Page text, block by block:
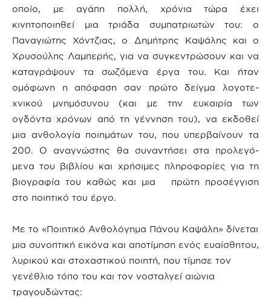
οποίο, με αγάπη πολλή, χρόνια τώρα έχει
κινητοποιηθεί μια τριάδα συμπατριωτών του: ο
Παναγιώτης Χόντζιας, ο Δημήτρης Καψάλης και ο
Χρυσούλης Λαμπερής, για να συγκεντρώσουν και να
καταγράψουν τα σωζόμενα έργα του. Και ήταν
ομόφωνη η απόφαση σαν πρώτο δείγμα λογοτε-
χνικού μνημόσυνου (και με την ευκαιρία των
ογδόντα χρόνων από τη γέννηση του), να εκδοθεί
μια ανθολογία ποιημάτων του, που υπερβαίνουν τα
200. Ο αναγνώστης θα συναντήσει στα προλεγό-
μενα του βιβλίου και χρήσιμες πληροφορίες για τη
βιογραφία του καθώς και μια πρώτη προσέγγιση
στο ποιητικό του έργο.
Με το «Ποιητικό Ανθολόγημα Πάνου Καψάλη» δίνεται
μια συνοπτική εικόνα και αποτίμηση ενός ευαίσθητου,
λυρικού και στοχαστικού ποιητή, που τίμησε τον
γενέθλιο τόπο του και τον νοσταλγεί αιώνια
τραγουδώντας: